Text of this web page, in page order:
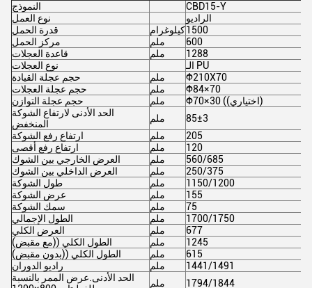
النموذج
CBD15-Y
نوع العمل
الراديو
قدرة الحمل
كيلوغرام1500
مركز الحمل
ملم
600
قاعدة العجلات
ملم
1288
نوع العجلات
الـ PU
حجم عجلة القيادة
ملم
Φ210X70
حجم عجلة العجلات
ملم
Φ84×70
حجم عجلة التوازن
ملم
Φ70×30 ((اختياري)
الحد الأدنى لارتفاع الشوكة
المنخفض
ملم
85±3
ارتفاع رفع الشوكة
ملم
205
ارتفاع رفع أقصى
ملم
120
العرض الخارجي بين الشوك
ملم
560/685
العرض الداخلي بين الشوك
ملم
250/375
طول الشوكة
ملم
1150/1200
عرض الشوكة
ملم
155
سمك الشوكة
ملم
75
الطول الإجمالي
ملم
1700/1750
العرض الكلي
ملم
677
الطول الكلي ((مع مقبض)
ملم
1245
الطول الكلي ((بدون مقبض)
ملم
615
راديو الدوران
ملم
1441/1491
الحد الأدنى.عرض الممر بالنسبة
ملم
1794/1844